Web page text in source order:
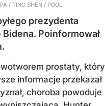
/ TING SHEN / POOL
prezydenta
Poinformował
prostaty, który
informacje przekazał
choroba powoduje